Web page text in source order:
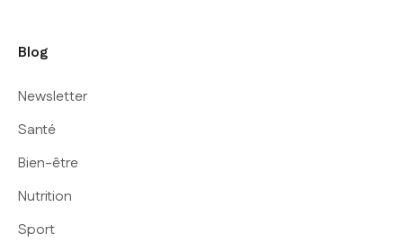
Blog
Newsletter
Santé
Bien-être
Nutrition
Sport